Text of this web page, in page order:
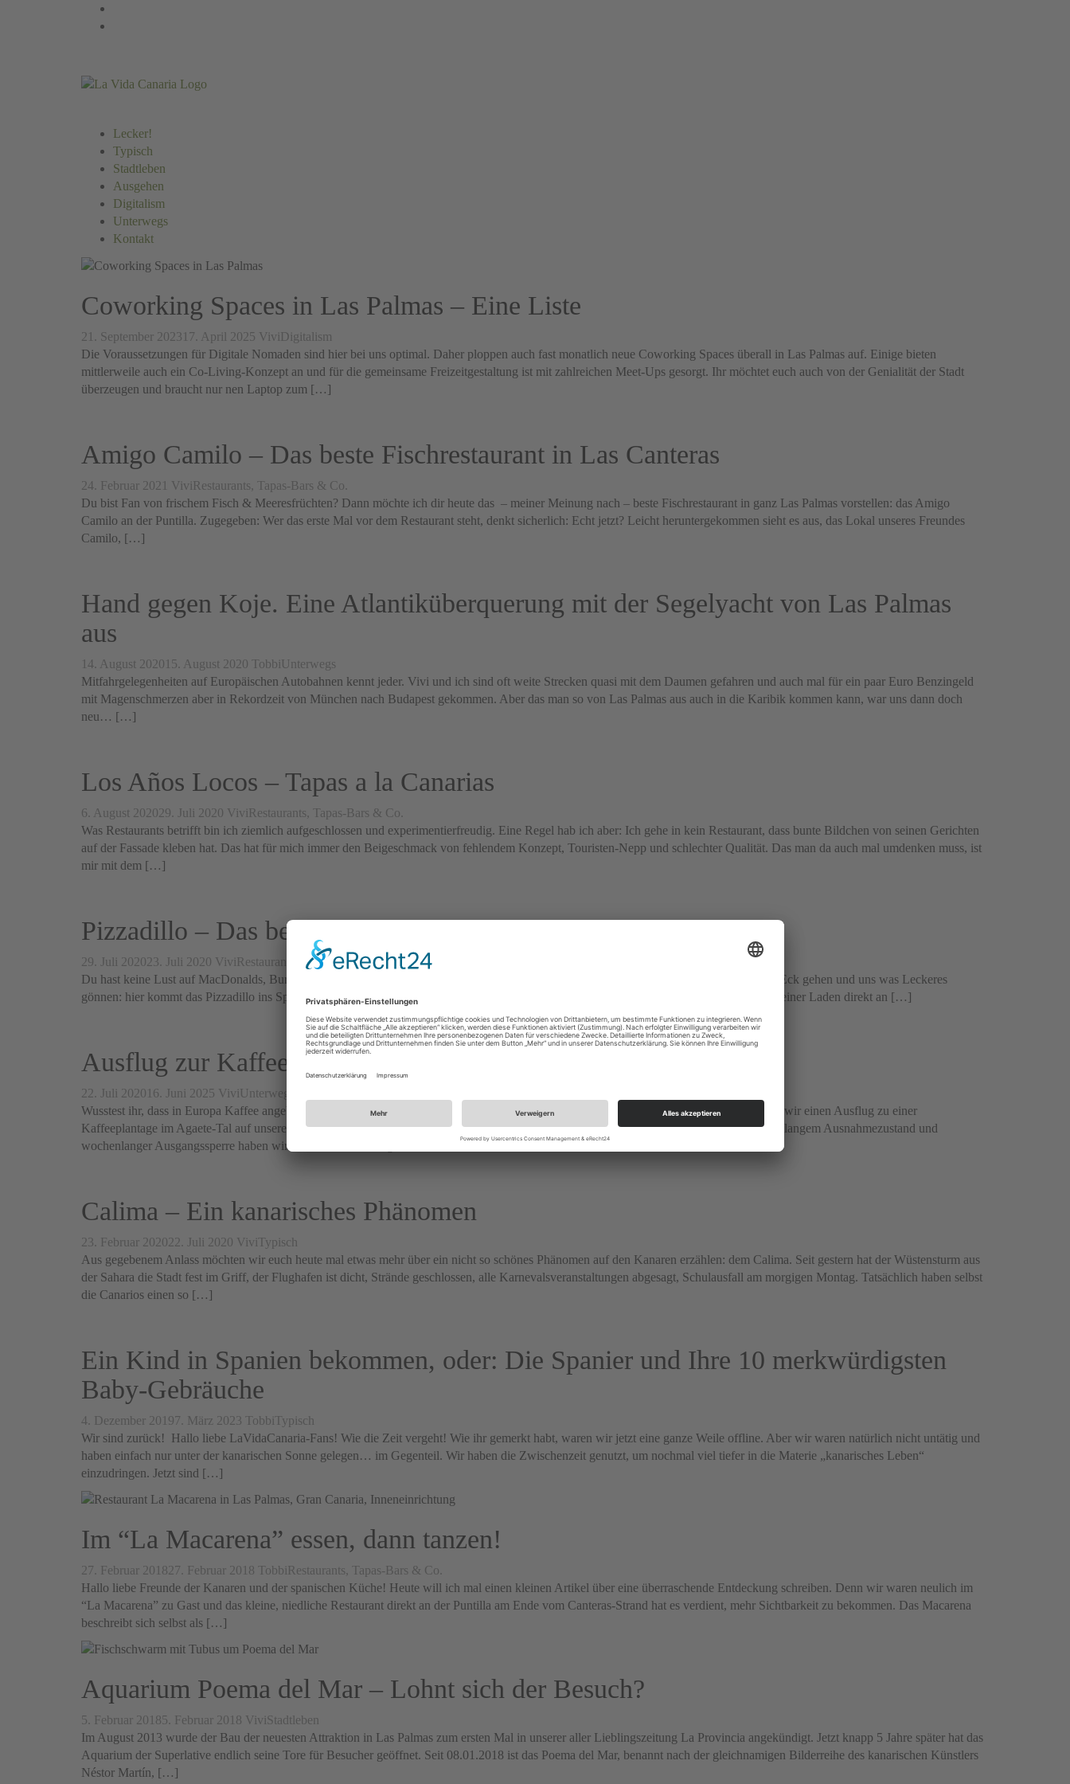
Lecker!
Typisch
Stadtleben
Ausgehen
Digitalism
Unterwegs
Kontakt
Coworking Spaces in Las Palmas – Eine Liste
21. September 2023 17. April 2025 ViviDigitalism
Die Voraussetzungen für Digitale Nomaden sind hier bei uns optimal. Daher ploppen auch fast monatlich neue Coworking Spaces überall in Las Palmas auf. Einige bieten
mittlerweile auch ein Co-Living-Konzept an und für die gemeinsame Freizeitgestaltung ist mit zahlreichen Meet-Ups gesorgt. Ihr möchtet euch auch von der Genialität der Stadt
überzeugen und braucht nur nen Laptop zum […]
Amigo Camilo – Das beste Fischrestaurant in Las Canteras
24. Februar 2021 ViviRestaurants, Tapas-Bars & Co.
Du bist Fan von frischem Fisch & Meeresfrüchten? Dann möchte ich dir heute das – meiner Meinung nach – beste Fischrestaurant in ganz Las Palmas vorstellen: das Amigo
Camilo an der Puntilla. Zugegeben: Wer das erste Mal vor dem Restaurant steht, denkt sicherlich: Echt jetzt? Leicht heruntergekommen sieht es aus, das Lokal unseres Freundes
Camilo, […]
Hand gegen Koje. Eine Atlantiküberquerung mit der Segelyacht von Las Palmas
aus
14. August 2020 15. August 2020 TobbiUnterwegs
Mitfahrgelegenheiten auf Europäischen Autobahnen kennt jeder. Vivi und ich sind oft weite Strecken quasi mit dem Daumen gefahren und auch mal für ein paar Euro Benzingeld
mit Magenschmerzen aber in Rekordzeit von München nach Budapest gekommen. Aber das man so von Las Palmas aus auch in die Karibik kommen kann, war uns dann doch
neu… […]
Los Años Locos – Tapas a la Canarias
6. August 202029. Juli 2020 ViviRestaurants, Tapas-Bars & Co.
Was Restaurants betrifft bin ich ziemlich aufgeschlossen und experimentierfreudig. Eine Regel hab ich aber: Ich gehe in kein Restaurant, dass bunte Bildchen von seinen Gerichten
auf der Fassade kleben hat. Das hat für mich immer den Beigeschmack von fehlendem Konzept, Touristen-Nepp und schlechter Qualität. Das man da auch mal umdenken muss, ist
mir mit dem […]
Pizzadillo – Das beste Fast Food in Las Palmas
29. Juli 202023. Juli 2020 ViviRestaurants, Tapas-Bars & Co.
Du hast keine Lust auf MacDonalds, Burger King & Co.? Wir auch nicht! Wenn wir kochfaul sind, möchten wir trotzdem mal schnell ums Eck gehen und uns was Leckeres
gönnen: hier kommt das Pizzadillo ins Spiel. Denn hier bekommst Du das leckerste Fast Food der Stadt. Garantiert! Das Pizzadillo ist ein kleiner Laden direkt an […]
Ausflug zur Kaffeeplantage Los Castaños im Valle de Agaete
22. Juli 2020 16. Juni 2025 ViviUnterwegs
Wusstest ihr, dass in Europa Kaffee angebaut wird und noch dazu einer der besten und begehrtesten der Welt? Schon seit Ewigkeiten hatten wir einen Ausflug zu einer
Kaffeeplantage im Agaete-Tal auf unserer Agenda stehen. Leider kam direkt nach dem calima das confinamiento. Jetzt endlich, nach monatelangem Ausnahmezustand und
wochenlanger Ausgangssperre haben wir wieder Lust rauszugehen […]
Calima – Ein kanarisches Phänomen
23. Februar 202022. Juli 2020 Vivi Typisch
Aus gegebenem Anlass möchten wir euch heute mal etwas mehr über ein nicht so schönes Phänomen auf den Kanaren erzählen: dem Calima. Seit gestern hat der Wüstensturm aus
der Sahara die Stadt fest im Griff, der Flughafen ist dicht, Strände geschlossen, alle Karnevalsveranstaltungen abgesagt, Schulausfall am morgigen Montag. Tatsächlich haben selbst
die Canarios einen so […]
Ein Kind in Spanien bekommen, oder: Die Spanier und Ihre 10 merkwürdigsten
Baby-Gebräuche
4. Dezember 20197. März 2023 Tobbi Typisch
Wir sind zurück! Hallo liebe LaVidaCanaria-Fans! Wie die Zeit vergeht! Wie ihr gemerkt habt, waren wir jetzt eine ganze Weile offline. Aber wir waren natürlich nicht untätig und
haben einfach nur unter der kanarischen Sonne gelegen… im Gegenteil. Wir haben die Zwischenzeit genutzt, um nochmal viel tiefer in die Materie „kanarisches Leben“
einzudringen. Jetzt sind […]
Im “La Macarena” essen, dann tanzen!
27. Februar 201827. Februar 2018 TobbiRestaurants, Tapas-Bars & Co.
Hallo liebe Freunde der Kanaren und der spanischen Küche! Heute will ich mal einen kleinen Artikel über eine überraschende Entdeckung schreiben. Denn wir waren neulich im
“La Macarena” zu Gast und das kleine, niedliche Restaurant direkt an der Puntilla am Ende vom Canteras-Strand hat es verdient, mehr Sichtbarkeit zu bekommen. Das Macarena
beschreibt sich selbst als […]
Aquarium Poema del Mar – Lohnt sich der Besuch?
5. Februar 20185. Februar 2018 ViviStadtleben
Im August 2013 wurde der Bau der neuesten Attraktion in Las Palmas zum ersten Mal in unserer aller Lieblingszeitung La Provincia angekündigt. Jetzt knapp 5 Jahre später hat das
Aquarium der Superlative endlich seine Tore für Besucher geöffnet. Seit 08.01.2018 ist das Poema del Mar, benannt nach der gleichnamigen Bilderreihe des kanarischen Künstlers
Néstor Martín, […]